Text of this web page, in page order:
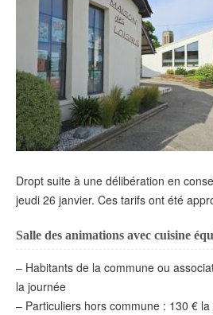
Contact
Dropt suite à une délibération en
jeudi 26 janvier. Ces tarifs ont été
Salle des animations avec cuisine
– Habitants de la commune ou
la journée
– Particuliers hors commune : 130 €